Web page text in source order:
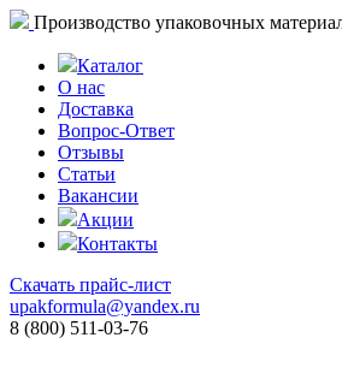
Производство упаковочных
Каталог
О нас
Доставка
Вопрос-Ответ
Отзывы
Статьи
Вакансии
Акции
Контакты
Скачать прайс-лист
upakformula@yandex.ru
8 (800) 511-03-76